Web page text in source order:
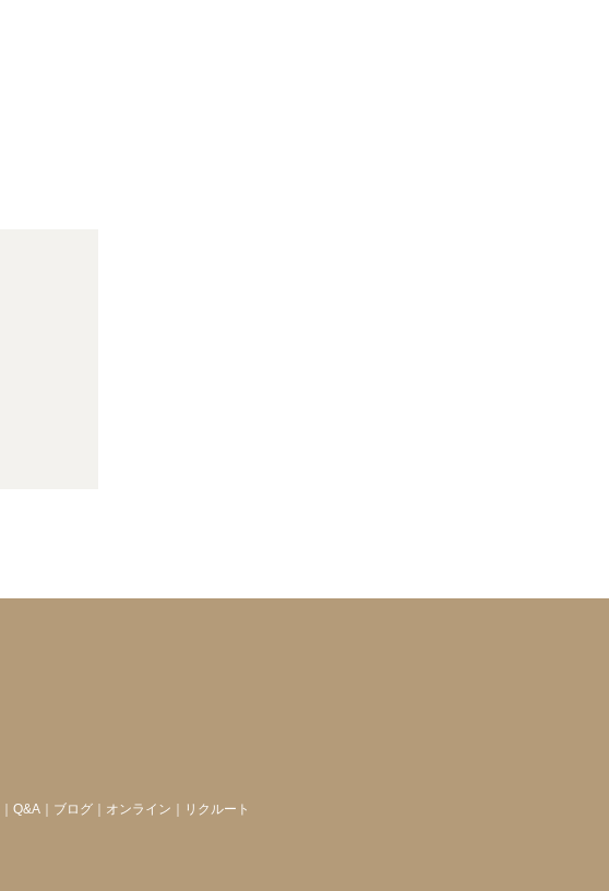
Q&A ブログ オンライン リクルート